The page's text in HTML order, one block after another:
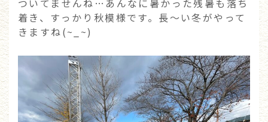
ついてませんね…あんなに暑かった残暑も落ち
着き、すっかり秋模様です。長～い冬がやって
きますね(~_~)